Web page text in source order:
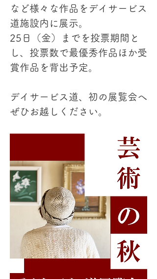
など様々な作品をデイサービス
道施設内に展示。
25日（金）までを投票期間と
し、投票数で最優秀作品ほか受
賞作品を背出予定。
デイサービス道、初の展覧会へ
ぜひお越しください。